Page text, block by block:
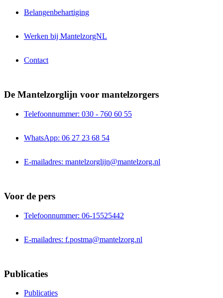
Belangenbehartiging
Werken bij MantelzorgNL
Contact
De Mantelzorglijn voor mantelzorgers
Telefoonnummer: 030 - 760 60 55
WhatsApp: 06 27 23 68 54
E-mailadres: mantelzorglijn@mantelzorg.nl
Voor de pers
Telefoonnummer: 06-15525442
E-mailadres: f.postma@mantelzorg.nl
Publicaties
Publicaties